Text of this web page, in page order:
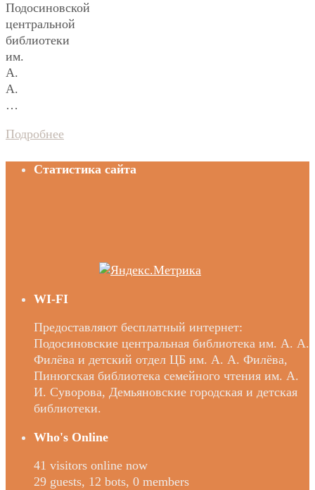
Подосиновской
центральной
библиотеки
им.
А.
А.
…
Подробнее
Статистика сайта
WI-FI
Предоставляют бесплатный интернет:
Подосиновские центральная библиотека им. А. А.
Филёва и детский отдел ЦБ им. А. А. Филёва,
Пинюгская библиотека семейного чтения им. А.
И. Суворова, Демьяновские городская и детская
библиотеки.
Who's Online
41 visitors online now
29 guests, 12 bots, 0 members